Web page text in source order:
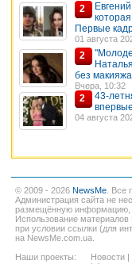
2
Первые
01 августа
2
без
Вчера, 10:32
2
43-
04 августа
© 2009 - 2026 NewsMe . Все
Администрация сайта не
размещённую информацию,
Использование материалов
при условии ссылки (для
на NewsMe.com.ua.
Наши проекты:
Новости |